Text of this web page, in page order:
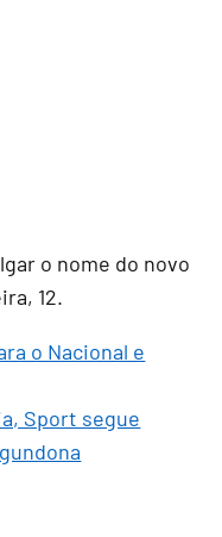
o nome do novo
12.
o Nacional e
Sport segue